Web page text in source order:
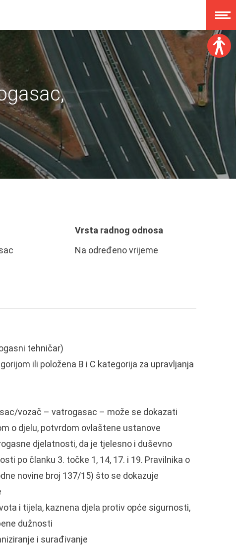
Veličina fonta:
A A
Disleksija:
Kontrast:
Poništi izmjene
Vrsta radnog odnosa
Na određeno vrijeme
tehničar)
ili položena B i C kategorija za upravljanja
vozač – vatrogasac – može se dokazati
o djelu, potvrdom ovlaštene ustanove
djelatnosti, da je tjelesno i duševno
po članku 3. točke 1, 14, 17. i 19. Pravilnika o
novine broj 137/15) što se dokazuje
i tijela, kaznena djela protiv opće sigurnosti,
dužnosti
i surađivanje